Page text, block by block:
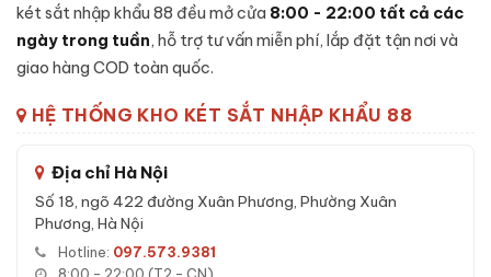
Cơ cấu khoá:Khóa điện tử, được lắp đặt nguyên cụm từ
nhà sản xuất, tích hợp cảnh báo nhập sai liên tục.
Hệ thống chốt:Chốt thép 4 chiều bằng inox, kích thước
lớn - chống được các công cụ phá khoá thông dụng.
Đặc tính kỹ thuật Két sắt mini Welko HS-
DTW-42Z điện tử chính hãng
két sắt nhập khẩu 88 đều mở cửa 8:00 - 22:00 tất cả các
ngày trong tuần, hỗ trợ tư vấn miễn phí, lắp đặt tận nơi và
giao hàng COD toàn quốc.
HỆ THỐNG KHO KÉT SẮT NHẬP KHẨU 88
Địa chỉ Hà Nội
Số 18, ngõ 422 đường Xuân Phương, Phường Xuân
Phương, Hà Nội
Hotline: 097.573.9381
8:00 - 22:00 (T2 - CN)